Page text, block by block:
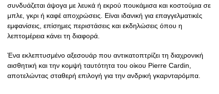
συνδυάζεται άψογα με λευκά ή εκρού πουκάμισα και κοστούμια σε
μπλε, γκρι ή καφέ αποχρώσεις. Είναι ιδανική για επαγγελματικές
εμφανίσεις, επίσημες περιστάσεις και εκδηλώσεις όπου η
λεπτομέρεια κάνει τη διαφορά.
Ένα εκλεπτυσμένο αξεσουάρ που αντικατοπτρίζει τη διαχρονική
αισθητική και την κομψή ταυτότητα του οίκου Pierre Cardin,
αποτελώντας σταθερή επιλογή για την ανδρική γκαρνταρόμπα.